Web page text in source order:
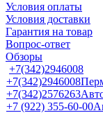
Условия оплаты
Условия доставки
Гарантия на товар
Вопрос-ответ
Обзоры
+7(342)2946008
+7(342)2946008
+7(342)2576263
+7 (922) 355-60-00